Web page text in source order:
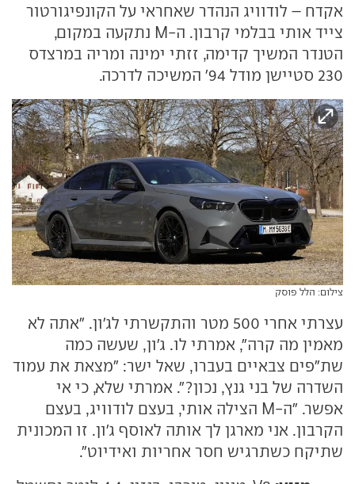
אקדח – לודוויג הנהדר שאחראי על הקונפיגורטור
צייד אותי בבלמי קרבון. ה-M נתקעה במקום,
הטנדר המשיך קדימה, זזתי ימינה ומריה במרצדס
230 סטיישן מודל 94' המשיכה לדרכה.
צילום: הלל פוסק
עצרתי אחרי 500 מטר והתקשרתי לג'ון. "אתה לא
מאמין מה קרה", אמרתי לו. ג'ון, שעשה כמה
שת"פים צבאיים בעברו, שאל ישר: "מצאת את עמוד
השדרה של בני גנץ, נכון?". אמרתי שלא, כי אי
אפשר. "ה-M הצילה אותי, בעצם לודוויג, בעצם
הקרבון. אני מארגן לך אותה לאוסף ג'ון. זו המכונית
שתיקח כשתרגיש חסר אחריות ואידיוט".